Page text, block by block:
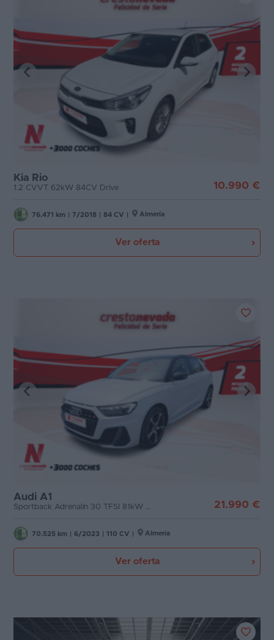
Kia Rio
1.2 CVVT 62kW 84CV Drive 10.990 €
76.471 km 7/2018 84 CV Almería
Ver oferta
Audi A1
Sportback Adrenalin 30 TFSI 81kW 110CV 21.990 €
70.525 km 6/2023 110 CV Almería
Ver oferta